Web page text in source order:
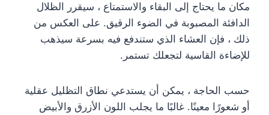
مكان ما يحتاج إلى البقاء والاستمتاع ، سيقرر الظلال
الدافئة المصبوبة في الضوء الرقيق. على العكس من
ذلك ، فإن العشاء الذي ستندفع فيه بسرعة سيذهب
للإضاءة القاسية لتجعلك تستمر.
حسب الحاجة ، يمكن أن يستدعي نطاق التظليل عقلية
أو شعورًا معينًا. غالبًا ما يجلب اللون الأزرق والأبيض